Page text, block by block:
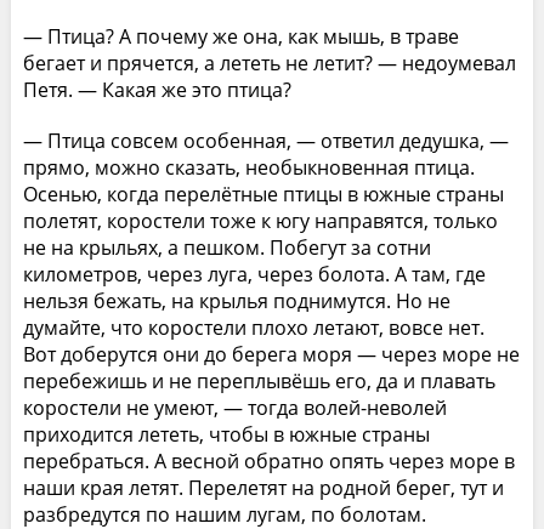
— Птица? А почему же она, как мышь, в траве
бегает и прячется, а лететь не летит? — недоумевал
Петя. — Какая же это птица?
— Птица совсем особенная, — ответил дедушка, —
прямо, можно сказать, необыкновенная птица.
Осенью, когда перелётные птицы в южные страны
полетят, коростели тоже к югу направятся, только
не на крыльях, а пешком. Побегут за сотни
километров, через луга, через болота. А там, где
нельзя бежать, на крылья поднимутся. Но не
думайте, что коростели плохо летают, вовсе нет.
Вот доберутся они до берега моря — через море не
перебежишь и не переплывёшь его, да и плавать
коростели не умеют, — тогда волей-неволей
приходится лететь, чтобы в южные страны
перебраться. А весной обратно опять через море в
наши края летят. Перелетят на родной берег, тут и
разбредутся по нашим лугам, по болотам.